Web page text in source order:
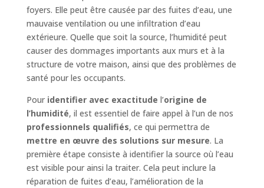
foyers. Elle peut être causée par des fuites d’eau, une
mauvaise ventilation ou une infiltration d’eau
extérieure. Quelle que soit la source, l’humidité peut
causer des dommages importants aux murs et à la
structure de votre maison, ainsi que des problèmes de
santé pour les occupants.
Pour identifier avec exactitude l’origine de
l’humidité, il est essentiel de faire appel à l’un de nos
professionnels qualifiés, ce qui permettra de
mettre en œuvre des solutions sur mesure. La
première étape consiste à identifier la source où l’eau
est visible pour ainsi la traiter. Cela peut inclure la
réparation de fuites d’eau, l’amélioration de la